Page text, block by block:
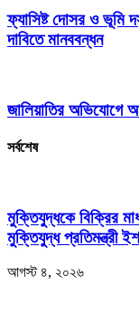
ফ্যাসিষ্ট দোসর ও ভূমি
দাবিতে মানববন্ধন
জালিয়াতির অভিযোগে
সর্বশেষ
মুক্তিযুদ্ধকে বিক্রির
মুক্তিযুদ্ধ প্রতিমন্ত্রী
আগস্ট ৪, ২০২৬